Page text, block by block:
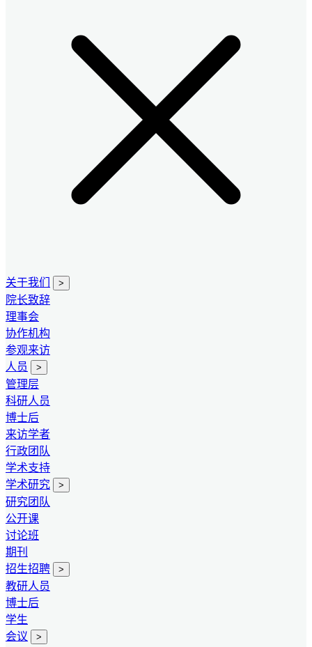
关于我们 >
院长致辞
理事会
协作机构
参观来访
人员
>
管理层
科研人员
博士后
来访学者
行政团队
学术支持
学术研究
>
研究团队
公开课
讨论班
期刊
招生招聘
>
教研人员
博士后
学生
会议
>